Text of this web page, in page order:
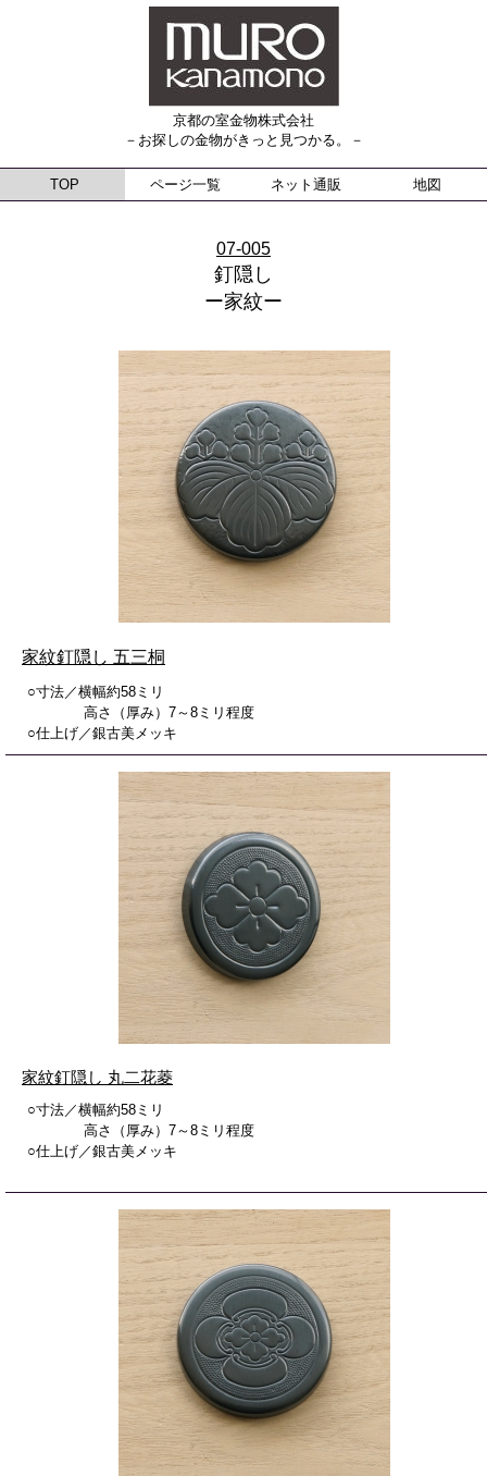
京都の室金物株式会社
－お探しの金物がきっと見つかる。－
TOP ページ一覧 ネット通販 地図
07-005
釘隠し
ー家紋ー
家紋釘隠し 五三桐
○寸法／横幅約58ミリ
高さ（厚み）7～8ミリ程度
○仕上げ／銀古美メッキ
家紋釘隠し 丸二花菱
○寸法／横幅約58ミリ
高さ（厚み）7～8ミリ程度
○仕上げ／銀古美メッキ